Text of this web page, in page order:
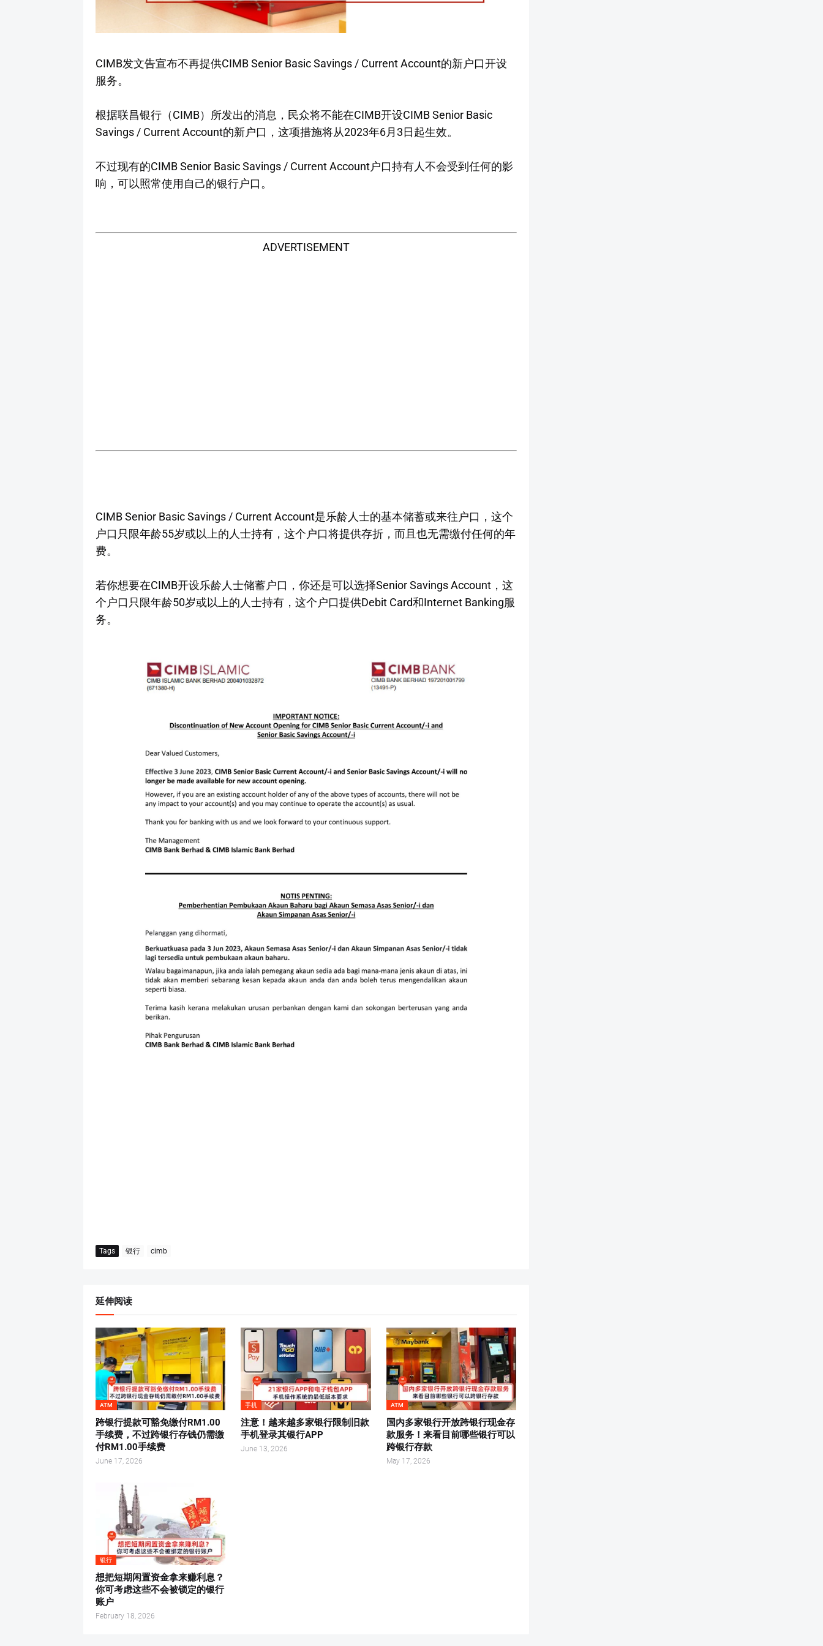
CIMB发文告宣布不再提供CIMB Senior Basic Savings / Current Account的新户口开设
服务。
根据联昌银行（CIMB）所发出的消息，民众将不能在CIMB开设CIMB Senior Basic
Savings / Current Account的新户口，这项措施将从2023年6月3日起生效。
不过现有的CIMB Senior Basic Savings / Current Account户口持有人不会受到任何的影
响，可以照常使用自己的银行户口。
ADVERTISEMENT
CIMB Senior Basic Savings / Current Account是乐龄人士的基本储蓄或来往户口，这个
户口只限年龄55岁或以上的人士持有，这个户口将提供存折，而且也无需缴付任何的年
费。
若你想要在CIMB开设乐龄人士储蓄户口，你还是可以选择Senior Savings Account，这
个户口只限年龄50岁或以上的人士持有，这个户口提供Debit Card和Internet Banking服
务。
Tags 银行 cimb
延伸阅读
ATM
跨银行提款可豁免缴付RM1.00
手续费，不过跨银行存钱仍需缴
付RM1.00手续费
June 17, 2026
手机
注意！越来越多家银行限制旧款
手机登录其银行APP
June 13, 2026
ATM
国内多家银行开放跨银行现金存
款服务！来看目前哪些银行可以
跨银行存款
May 17, 2026
银行
想把短期闲置资金拿来赚利息？
你可考虑这些不会被锁定的银行
账户
February 18, 2026